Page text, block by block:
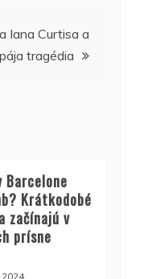
Iana Curtisa a
tragédia
Barcelone
Krátkodobé
začínajú v
prísne